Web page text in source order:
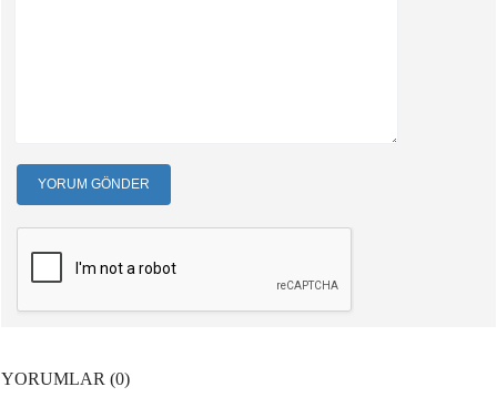
YORUM GÖNDER
YORUMLAR (0)